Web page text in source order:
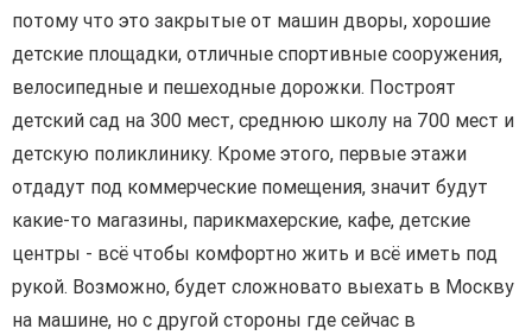
потому что это закрытые от машин дворы, хорошие
детские площадки, отличные спортивные сооружения,
велосипедные и пешеходные дорожки. Построят
детский сад на 300 мест, среднюю школу на 700 мест и
детскую поликлинику. Кроме этого, первые этажи
отдадут под коммерческие помещения, значит будут
какие-то магазины, парикмахерские, кафе, детские
центры - всё чтобы комфортно жить и всё иметь под
рукой. Возможно, будет сложновато выехать в Москву
на машине, но с другой стороны где сейчас в